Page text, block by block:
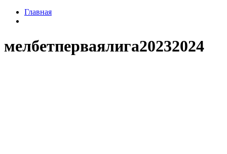
Главная
мелбетперваялига20232024